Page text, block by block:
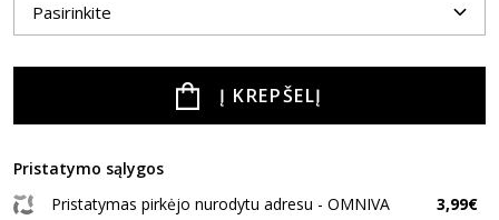
Į KREPŠELĮ
Pristatymo sąlygos
Pristatymas pirkėjo nurodytu adresu - OMNIVA
3,99€